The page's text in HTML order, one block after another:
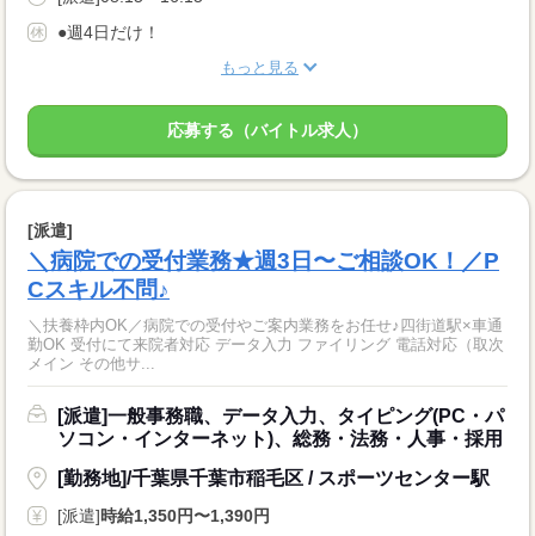
●週4日だけ！
もっと見る
応募する（バイトル求人）
[派遣]
＼病院での受付業務★週3日〜ご相談OK！／P
Cスキル不問♪
＼扶養枠内OK／病院での受付やご案内業務をお任せ♪四街道駅×車通
勤OK 受付にて来院者対応 データ入力 ファイリング 電話対応（取次
メイン その他サ...
[派遣]一般事務職、データ入力、タイピング(PC・パ
ソコン・インターネット)、総務・法務・人事・採用
[勤務地]/千葉県千葉市稲毛区 / スポーツセンター駅
[派遣]時給1,350円〜1,390円